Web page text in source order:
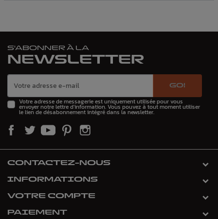
S'ABONNER À LA
NEWSLETTER
GO!
Votre adresse de messagerie est uniquement utilisée pour vous
envoyer notre lettre d'information. Vous pouvez à tout moment utiliser
le lien de désabonnement intégré dans la newsletter.
CONTACTEZ-NOUS
INFORMATIONS
VOTRE COMPTE
PAIEMENT